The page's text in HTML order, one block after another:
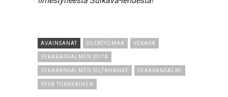
AVAINSANAT SILTATYÖMAA VEKARA
VEKARANSALMEN SILTA
VEKARANSALMEN SILTAHANKE VEKARANSALMI
VESA TURAKAINEN